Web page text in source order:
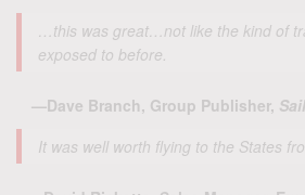
…this was great…not like the kind of
exposed to before.
—Dave Branch, Group Publisher,
It was well worth flying to the States